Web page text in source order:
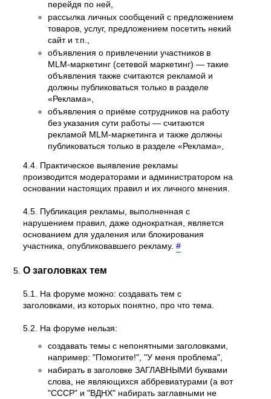
перейдя по ней,
рассылка личных сообщений с предложением
товаров, услуг, предложением посетить некий
сайт и т.п.,
объявления о привлечении участников в
MLM-маркетинг (сетевой маркетинг) — такие
объявления также считаются рекламой и
должны публиковаться только в разделе
«Реклама»,
объявления о приёме сотрудников на работу
без указания сути работы — считаются
рекламой MLM-маркетинга и также должны
публиковаться только в разделе «Реклама»,
4.4. Практическое выявление рекламы
производится модераторами и администратором на
основании настоящих правил и их личного мнения.
4.5. Публикация рекламы, выполненная с
нарушением правил, даже однократная, является
основанием для удаления или блокирования
участника, опубликовавшего рекламу.#
О заголовках тем
5.1. На форуме можно: создавать тем с
заголовками, из которых понятно, про что тема.
5.2. На форуме нельзя:
создавать темы с непонятными заголовками,
например: "Помогите!", "У меня проблема",
набирать в заголовке ЗАГЛАВНЫМИ буквами
слова, не являющихся аббревиатурами (а вот
"СССР" и "ВДНХ" набирать заглавными не